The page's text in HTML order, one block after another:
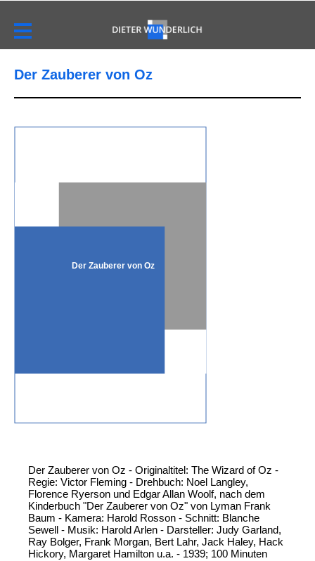
Der Zauberer von Oz
Der Zauberer von Oz
Der Zauberer von Oz - Originaltitel: The Wizard of Oz -
Regie: Victor Fleming - Drehbuch: Noel Langley,
Florence Ryerson und Edgar Allan Woolf, nach dem
Kinderbuch "Der Zauberer von Oz" von Lyman Frank
Baum - Kamera: Harold Rosson - Schnitt: Blanche
Sewell - Musik: Harold Arlen - Darsteller: Judy Garland,
Ray Bolger, Frank Morgan, Bert Lahr, Jack Haley, Hack
Hickory, Margaret Hamilton u.a. - 1939; 100 Minuten